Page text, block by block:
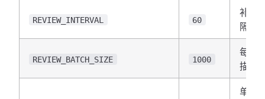
REVIEW_INTERVAL 60
补偿
隔（
REVIEW_BATCH_SIZE 1000
每次
描最
单引